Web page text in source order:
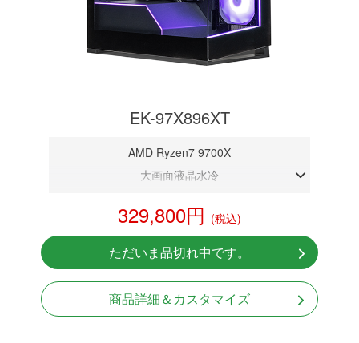
EK-97X896XT
AMD Ryzen7 9700X
大画面液晶水冷
RX 9060XT 16G
NVMeSSD 1TB
無線LAN Bluetooth対応
Windows11 Home 64bit
329,800円 (税込)
ただいま品切れ中です。
商品詳細＆カスタマイズ